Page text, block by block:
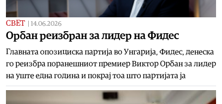
СВЕТ 14.06.2026
Орбан реизбран за лидер на Фидес
Главната опозициска партија во Унгарија, Фидес, денеска
го реизбра поранешниот премиер Виктор Орбан за лидер
на уште една година и покрај тоа што партијата ја